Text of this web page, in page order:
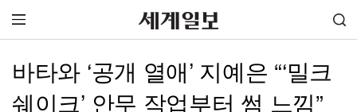
바타와 ‘공개 열애’ 지예은 “‘밀크
쉐이크’ 안무 작업부터 썸 느낌”